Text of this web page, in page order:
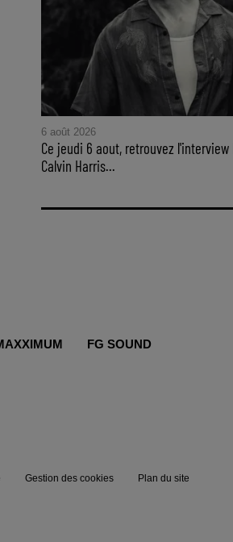
6 août 2026
Ce jeudi 6 aout, retrouvez l'interview
Calvin Harris...
FG SOUND
Gestion des cookies Plan du site